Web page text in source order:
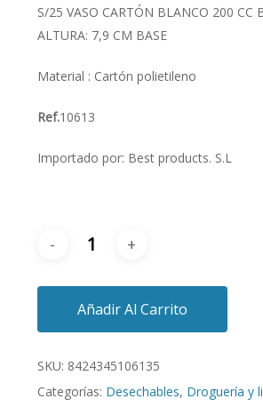
€1,75.€1,50.
S/25 VASO CARTÓN BLANCO 200 CC
ALTURA: 7,9 CM BASE
Material : Cartón polietileno
Ref.10613
Importado por: Best products. S.L
Añadir Al Carrito
SKU: 8424345106135
Categorías: Desechables, Droguería y